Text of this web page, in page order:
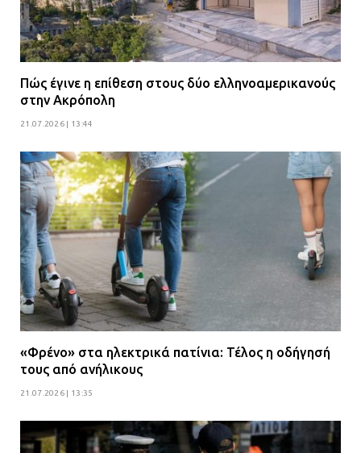
Πώς έγινε η επίθεση στους δύο ελληνοαμερικανούς
στην Ακρόπολη
21.07.2026 | 13:44
«Φρένο» στα ηλεκτρικά πατίνια: Τέλος η οδήγησή
τους από ανήλικους
21.07.2026 | 13:35